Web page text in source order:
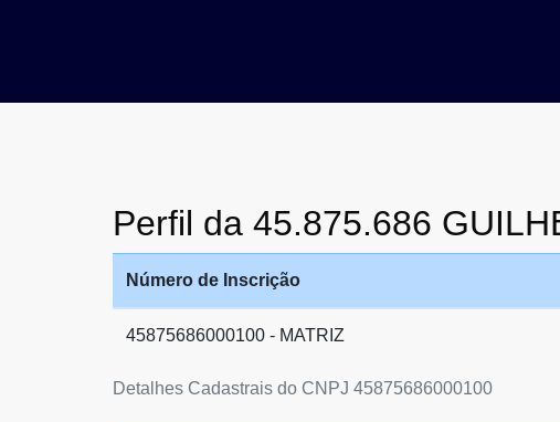
Perfil da 45.875.686
Detalhes Cadastrais do CNPJ 45875686000100
Número de Inscrição
45875686000100 - MATRIZ